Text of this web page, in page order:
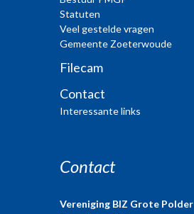
Statuten
Veel gestelde vragen
Gemeente Zoeterwoude
Filecam
Contact
Interessante links
Contact
Vereniging BIZ Grote Polder